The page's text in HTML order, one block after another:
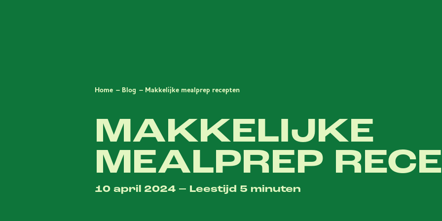
Home Blog Makkelijke mealprep recepten
MAKKELIJKE
MEALPREP
10 april 2024 – Leestijd 5 minuten